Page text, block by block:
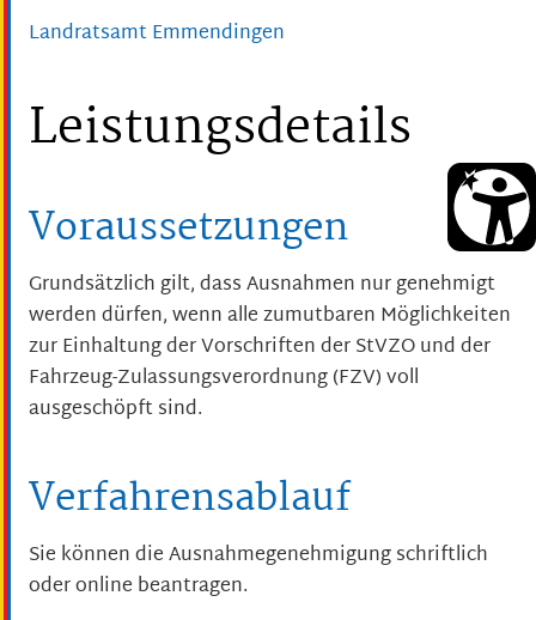
Landratsamt Emmendingen
Leistungsdetails
Voraussetzungen
Grundsätzlich gilt, dass Ausnahmen nur genehmigt
werden dürfen, wenn alle zumutbaren Möglichkeiten
zur Einhaltung der Vorschriften der StVZO und der
Fahrzeug-Zulassungsverordnung (FZV) voll
ausgeschöpft sind.
Verfahrensablauf
Sie können die Ausnahmegenehmigung schriftlich
oder online beantragen.